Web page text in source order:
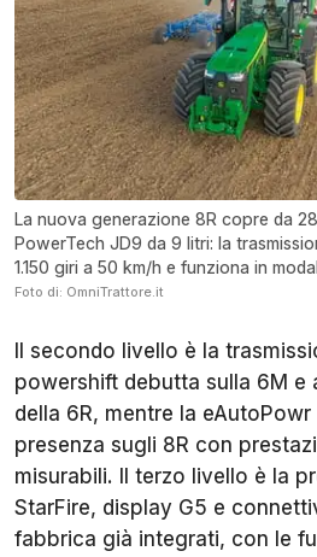
La nuova generazione 8R copre da
PowerTech JD9 da 9 litri: la
1.150 giri a 50 km/h e funziona in
Foto di: OmniTrattore.it
Il secondo livello è la
powershift debutta sulla 6M e
della 6R, mentre la
presenza sugli 8R con
misurabili. Il terzo livello è la
StarFire, display G5 e
fabbrica già integrati, con le